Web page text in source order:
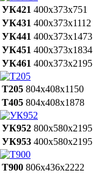
УК421 400х373х751
УК431 400х373х1112
УК441 400х373х1473
УК451 400х373х1834
УК461 400х373х2195
Т205 804х408х1150
Т405 804х408х1878
УК952 800х580х2195
УК953 400х580х2195
Т900 806х436х2222